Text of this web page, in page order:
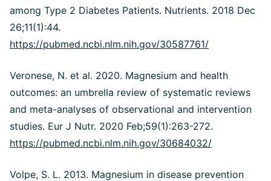
among Type 2 Diabetes Patients. Nutrients. 2018 Dec
26;11(1):44.
https://pubmed.ncbi.nlm.nih.gov/30587761/
Veronese, N. et al. 2020. Magnesium and health
outcomes: an umbrella review of systematic reviews
and meta-analyses of observational and intervention
studies. Eur J Nutr. 2020 Feb;59(1):263-272.
https://pubmed.ncbi.nlm.nih.gov/30684032/
Volpe, S. L. 2013. Magnesium in disease prevention